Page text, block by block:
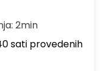
2min
sati provedenih